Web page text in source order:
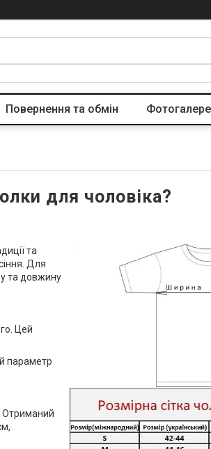
Повернення та обмін
для чоловіка?
та
Для
та довжину
Цей
параметр
Отриманий